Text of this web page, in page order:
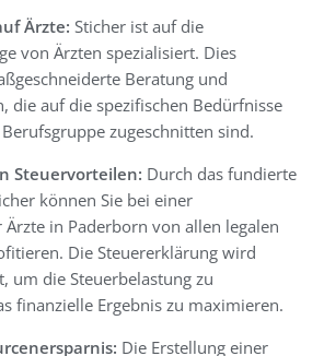
Ärzte: Sticher ist auf die
von Ärzten spezialisiert. Dies
Beratung und
die auf die spezifischen Bedürfnisse
zugeschnitten sind.
Steuervorteilen: Durch das fundierte
können Sie bei einer
in Paderborn von allen legalen
Die Steuererklärung wird
um die Steuerbelastung zu
finanzielle Ergebnis zu maximieren.
Die Erstellung einer